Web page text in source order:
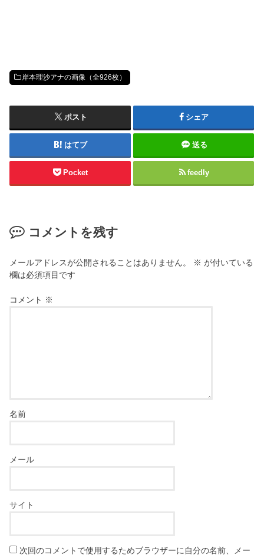
岸本理沙アナの画像（全926枚）
ポスト シェア
はてブ 送る
Pocket feedly
コメントを残す
メールアドレスが公開されることはありません。 ※ が付いている
欄は必須項目です
コメント ※
名前
メール
サイト
次回のコメントで使用するためブラウザーに自分の名前、メー